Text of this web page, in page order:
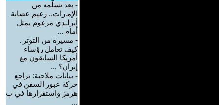
- بعد تسلّمه من
الإمارات.. زعيم عصابة
أيرلندي مزعوم يمثل
أمام ...
- مسيرة من التوتر..
كيف تعامل رؤساء
أمريكا السابقون مع
إيران؟ ...
- بيانات ملاحية: تراجع
حركة عبور السفن في
هرمز واستقرارها في ب
...